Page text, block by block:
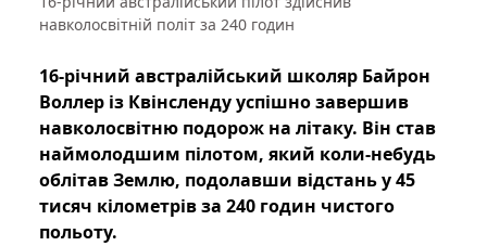
навколосвітній політ за 240 годин
16-річний австралійський школяр Байрон
Воллер із Квінсленду успішно завершив
навколосвітню подорож на літаку. Він став
наймолодшим пілотом, який коли-небудь
облітав Землю, подолавши відстань у 45
тисяч кілометрів за 240 годин чистого
польоту.